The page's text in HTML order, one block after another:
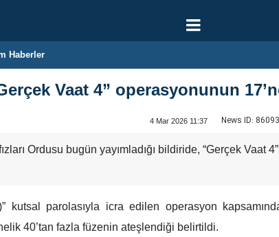
Haberler
Vaat 4” operasyonunun
4 Mar 2026 11:37 News ID:
Ordusu bugün yayımladığı bildiride, “Gerçek Vaat
kutsal parolasıyla icra edilen operasyon
40’tan fazla füzenin ateşlendiği belirtildi.